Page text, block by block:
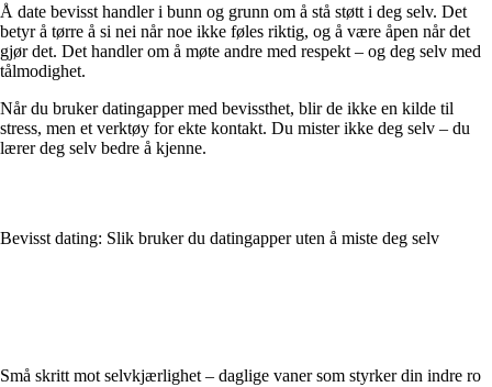
Å date bevisst handler i bunn og grunn om å stå støtt i deg selv. Det
betyr å tørre å si nei når noe ikke føles riktig, og å være åpen når det
gjør det. Det handler om å møte andre med respekt – og deg selv med
tålmodighet.
Når du bruker datingapper med bevissthet, blir de ikke en kilde til
stress, men et verktøy for ekte kontakt. Du mister ikke deg selv – du
lærer deg selv bedre å kjenne.
Bevisst dating: Slik bruker du datingapper uten å miste deg selv
Små skritt mot selvkjærlighet – daglige vaner som styrker din indre ro